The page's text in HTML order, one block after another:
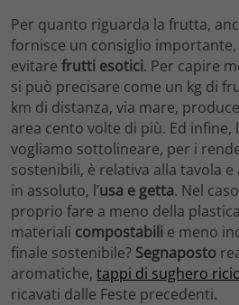
Per quanto riguarda la frutta,
fornisce un consiglio
evitare frutti esotici. Per capire
si può precisare come un kg di
km di distanza, via mare,
area cento volte di più. Ed infine,
vogliamo sottolineare, per i
sostenibili, è relativa alla tavola e
in assoluto, l’usa e getta. Nel
proprio fare a meno della
materiali compostabili e meno
finale sostenibile? Segnaposto
aromatiche, tappi di sughero
ricavati dalle Feste precedenti.